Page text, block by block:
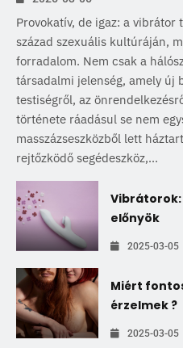
Provokatív, de igaz: a
század szexuális kultúráján,
forradalom. Nem csak a
társadalmi jelenség, amely új
testiségről, az
története ráadásul se nem
masszázseszközből lett
rejtőzködő segédeszköz,...
előnyök
2025-03-05
Miért
érzelmek ?
2025-03-05